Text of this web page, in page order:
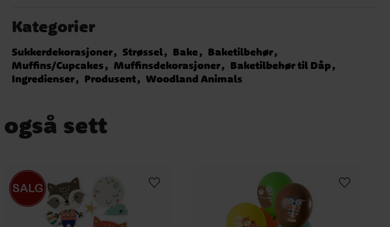
Kategorier
Sukkerdekorasjoner Strøssel Bake
Baketilbehør
Muffins/Cupcakes
Muffinsdekorasjoner
Baketilbehør til Dåp
Ingredienser
Produsent Woodland Animals
sett